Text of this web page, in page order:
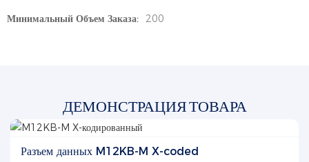
Минимальный Объем Заказа:
200
ДЕМОНСТРАЦИЯ ТОВАРА
Разъем данных M12KB-M X-coded